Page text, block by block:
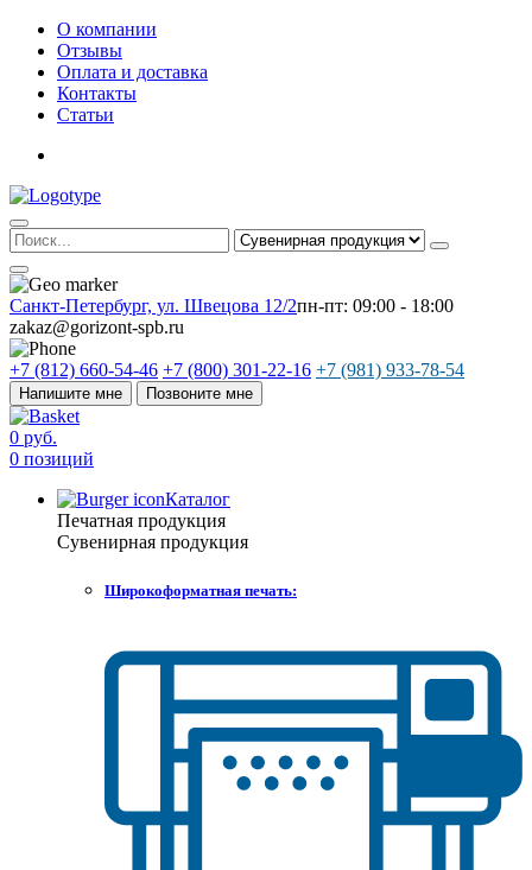
О компании
Отзывы
Оплата и доставка
Контакты
Статьи
Санкт-Петербург, ул. Швецова 12/2пн-пт: 09:00 - 18:00
zakaz@gorizont-spb.ru
+7 (812) 660-54-46 +7 (800) 301-22-16 +7 (981) 933-78-54
Напишите мне Позвоните мне
0 руб.
0 позиций
Каталог
Печатная продукция
Сувенирная продукция
Широкоформатная печать: